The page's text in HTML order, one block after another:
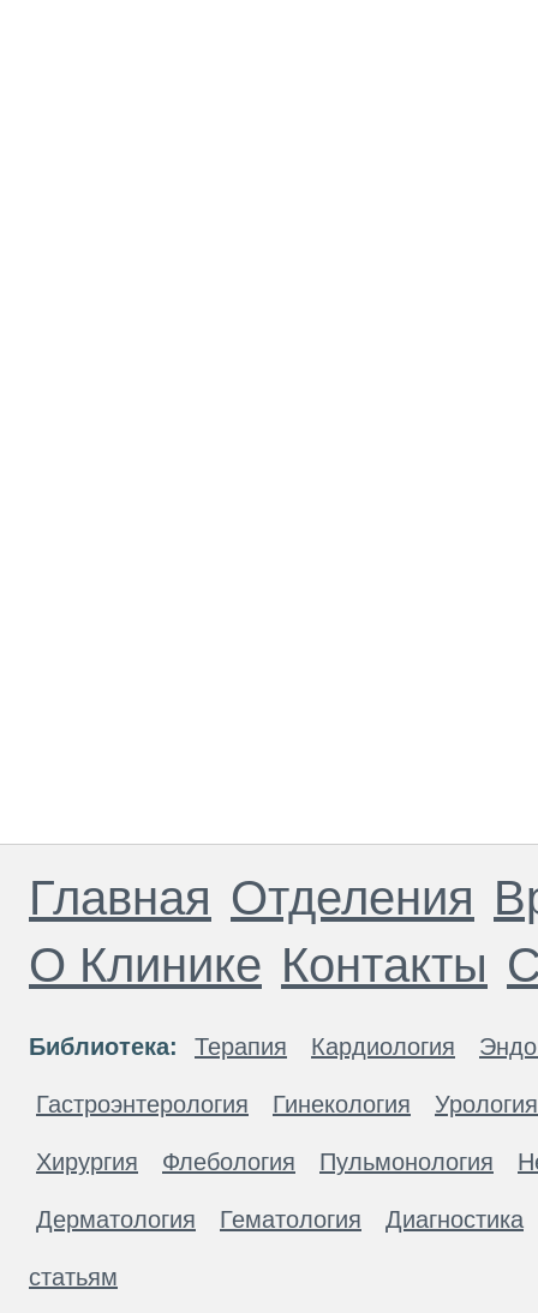
Главная Отделения
О Клинике Контакты
Библиотека: Терапия Кардиология
Гастроэнтерология Гинекология Урология
Хирургия Флебология Пульмонология
Дерматология Гематология Диагностика
статьям